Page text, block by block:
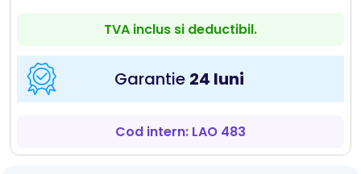
TVA inclus si deductibil.
Garantie 24 luni
Cod intern: LAO 483